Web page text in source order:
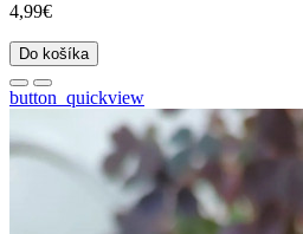
4,99€
Do košíka
button_quickview